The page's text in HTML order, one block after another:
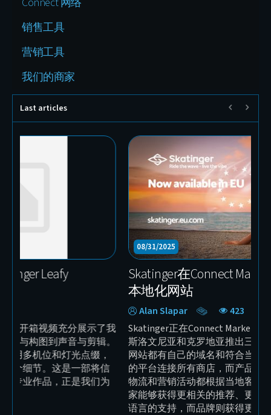
销售工具
营销工具
我们的商家
Last articles
BuckTool——加入 Connect Marketplace 的
全球专业电动工具品牌
339
BuckTool 是 Connect Marketplace 的新入驻卖家，
也是专注于品质、稳定性和精准度的全球电动工具
制造商。我们为品牌打造了全新的视觉识别系统、
口号 “Get it Done”、专业产品摄影以及完整的现代
化官网。品牌现已全面准备好进入欧洲、美国和中
国市场，并拥有明确的全球扩张战略。